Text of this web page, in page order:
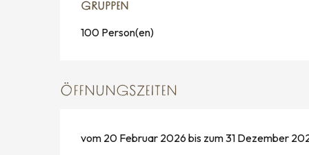
GRUPPEN
GRUPPEN
100 Person(en)
ÖFFNUNGSZEITEN
vom 20 Februar 2026 bis zum 31 Dezember